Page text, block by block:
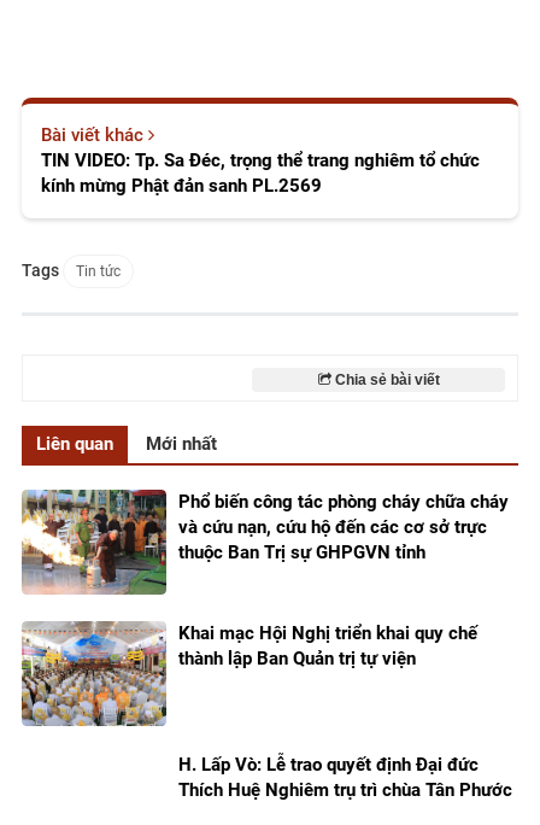
Bài viết khác
TIN VIDEO: Tp. Sa Đéc, trọng thể trang nghiêm tổ chức
kính mừng Phật đản sanh PL.2569
Tags Tin tức
Chia sẻ bài viết
Liên quan Mới nhất
Phổ biến công tác phòng cháy chữa cháy
và cứu nạn, cứu hộ đến các cơ sở trực
thuộc Ban Trị sự GHPGVN tỉnh
Khai mạc Hội Nghị triển khai quy chế
thành lập Ban Quản trị tự viện
H. Lấp Vò: Lễ trao quyết định Đại đức
Thích Huệ Nghiêm trụ trì chùa Tân Phước